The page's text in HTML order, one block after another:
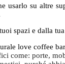
usarlo su altre
spazi e dalla
love coffee bar
come: porte,